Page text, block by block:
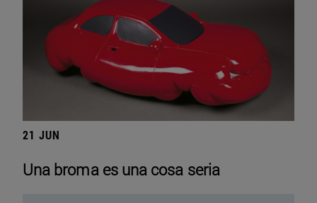
21 JUN
Una broma es una cosa seria